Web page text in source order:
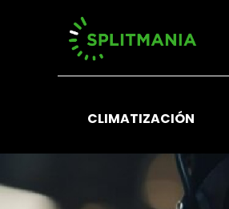
CLIMATIZACIÓN